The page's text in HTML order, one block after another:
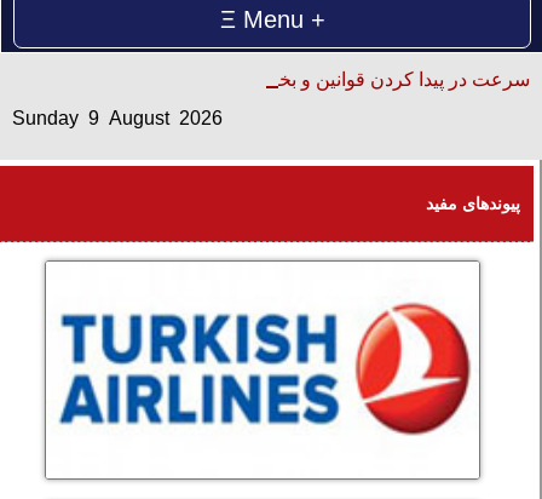
Menu
سرعت در پیدا کردن قوانین و بخشنامه ها
Sunday 9 August 2026
Sunday 9 August 2026
پیوندهای مفید